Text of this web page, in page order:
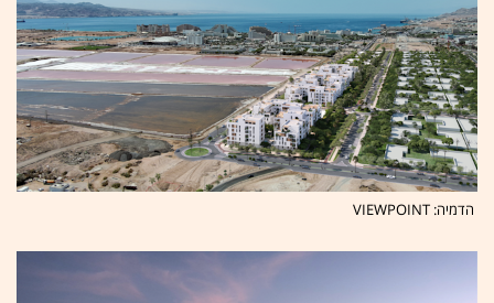
הדמיה: VIEWPOINT